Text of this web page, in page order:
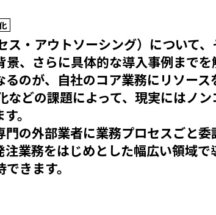
・アウトソーシング）について
、さらに具体的な導入事例まで
のが、自社のコア業務にリソース
などの課題によって、現実にはノ
。
の外部業者に業務プロセスごと
業務をはじめとした幅広い領域で
きます。